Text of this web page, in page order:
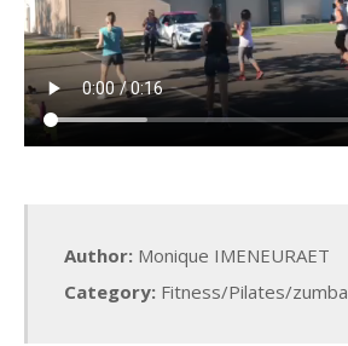
Author: Monique IMENEURAET
Category: Fitness/Pilates/zumba